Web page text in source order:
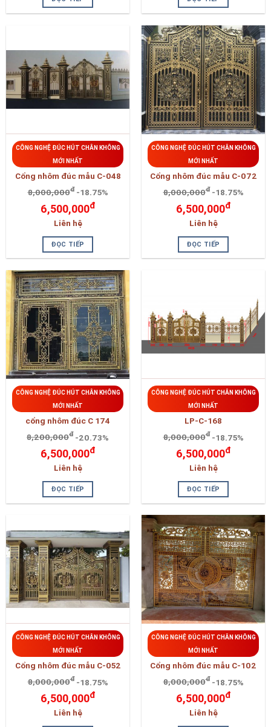
CÔNG NGHỆ ĐÚC HÚT CHÂN KHÔNG
MỚI NHẤT
Cổng nhôm đúc mẫu C-048
8,000,000đ -18.75%
6,500,000đ
Liên hệ
ĐỌC TIẾP
CÔNG NGHỆ ĐÚC HÚT CHÂN KHÔNG
MỚI NHẤT
Cổng nhôm đúc mẫu C-072
8,000,000đ -18.75%
6,500,000đ
Liên hệ
ĐỌC TIẾP
CÔNG NGHỆ ĐÚC HÚT CHÂN KHÔNG
MỚI NHẤT
cổng nhôm đúc C 174
8,200,000đ -20.73%
6,500,000đ
Liên hệ
ĐỌC TIẾP
CÔNG NGHỆ ĐÚC HÚT CHÂN KHÔNG
MỚI NHẤT
LP-C-168
8,000,000đ -18.75%
6,500,000đ
Liên hệ
ĐỌC TIẾP
CÔNG NGHỆ ĐÚC HÚT CHÂN KHÔNG
MỚI NHẤT
Cổng nhôm đúc mẫu C-052
8,000,000đ -18.75%
6,500,000đ
Liên hệ
CÔNG NGHỆ ĐÚC HÚT CHÂN KHÔNG
MỚI NHẤT
Cổng nhôm đúc mẫu C-102
8,000,000đ -18.75%
6,500,000đ
Liên hệ